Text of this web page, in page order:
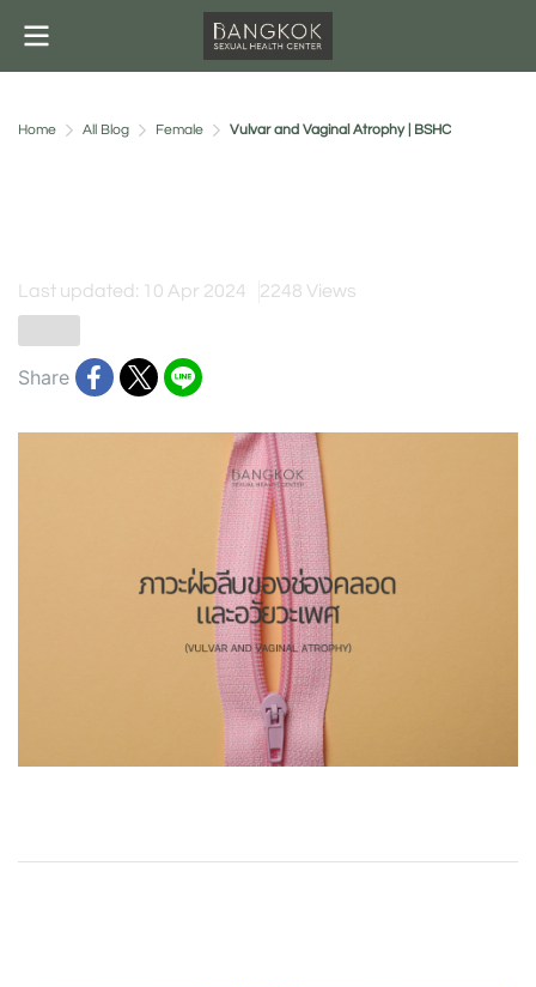
Home All Blog Female Vulvar and Vaginal Atrophy | BSHC
Last updated: 10 Apr 2024 2248 Views
Share